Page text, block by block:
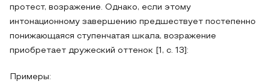
протест, возражение. Однако, если этому
интонационному завершению предшествует постепенно
понижающаяся ступенчатая шкала, возражение
приобретает дружеский оттенок [1, c. 13]:
Примеры: